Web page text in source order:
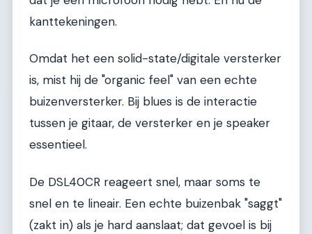
kanttekeningen.
Omdat het een solid-state/digitale versterker
is, mist hij de "organic feel" van een echte
buizenversterker. Bij blues is de interactie
tussen je gitaar, de versterker en je speaker
essentieel.
De DSL40CR reageert snel, maar soms te
snel en te lineair. Een echte buizenbak "saggt"
(zakt in) als je hard aanslaat; dat gevoel is bij